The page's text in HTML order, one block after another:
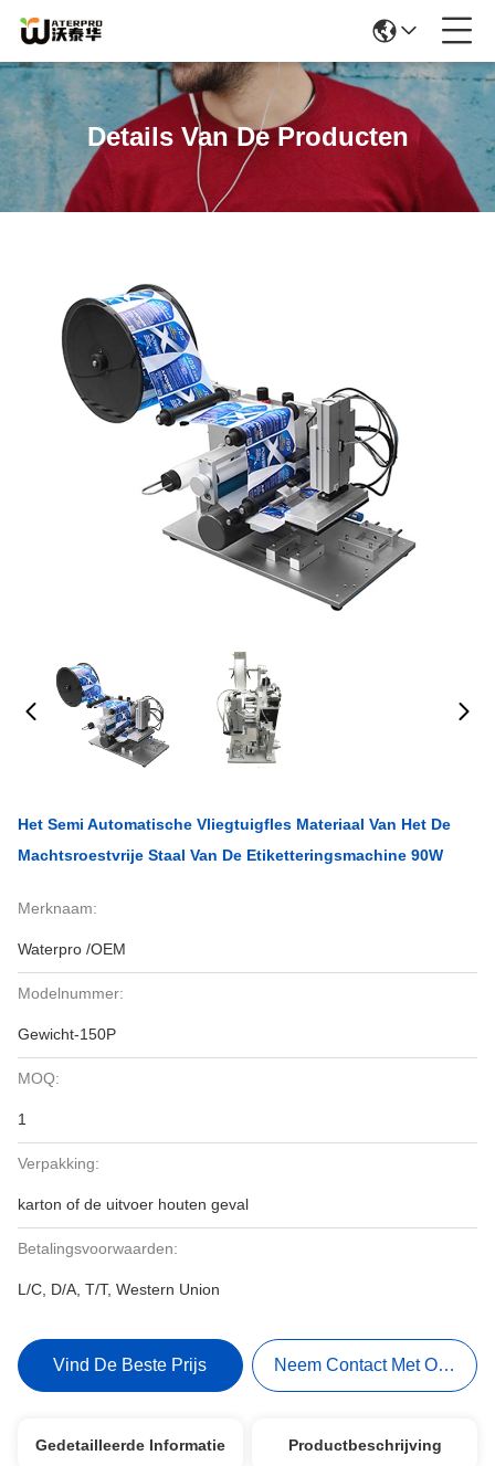
Details Van De Producten
Het Semi Automatische Vliegtuigfles Materiaal Van Het De
Machtsroestvrije Staal Van De Etiketteringsmachine 90W
Merknaam:
Waterpro /OEM
Modelnummer:
Gewicht-150P
MOQ:
1
Verpakking:
karton of de uitvoer houten geval
Betalingsvoorwaarden:
L/C, D/A, T/T, Western Union
Vind De Beste Prijs Neem Contact Met Ons Op
Gedetailleerde Informatie Productbeschrijving